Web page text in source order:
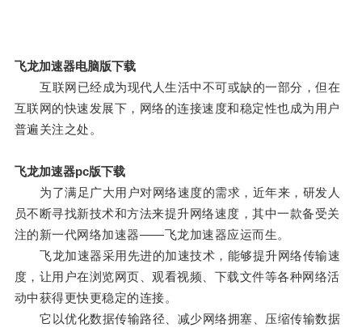
飞龙加速器电脑版下载
互联网已经成为现代人生活中不可或缺的一部分，但在
互联网的快速发展下，网络的连接速度和稳定性也成为用户
普遍关注之处。
飞龙加速器pc版下载
为了满足广大用户对网络速度的需求，近年来，研发人
员不断寻找新技术和方法来提升网络速度，其中一款备受关
注的新一代网络加速器——飞龙加速器应运而生。
飞龙加速器采用先进的加速技术，能够提升网络传输速
度，让用户在浏览网页、观看视频、下载文件等各种网络活
动中获得更快更稳定的连接。
它以优化数据传输路径、减少网络拥塞、压缩传输数据